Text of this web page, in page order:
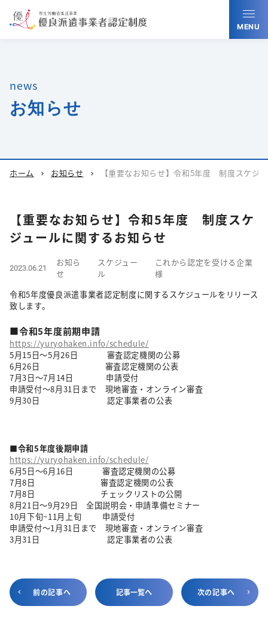
MENU
news
お知らせ
ホーム chevron_right お知らせ chevron_right 【重要なお知らせ】令和5年度 制度スケジ
【重要なお知らせ】令和5年度 制度スケ
ジュールに関するお知らせ
2023.06.21
お知ら
せ
スケジュー
ル
これから認定を受ける企業
様
令和5年度優良派遣事業者認定制度に関するスケジュールをリリース
致します。
■令和5年度前期申請
https://yuryohaken.info/schedule/
5月15日～5月26日 審査認定機関の公募
6月26日 審査認定機関の公表
7月3日～7月14日 申請受付
申請受付～8月31日まで 現地審査・オンライン審査
9月30日 認定事業者の公表
■令和5年度後期申請
https://yuryohaken.info/schedule/
6月5日～6月16日 審査認定機関の公募
7月8日 審査認定機関の公表
7月8日 チェックリストの公開
8月21日～9月29日 全国説明会・申請準備セミナー
10月下旬~11月上旬 申請受付
申請受付～1月31日まで 現地審査・オンライン審査
3月31日 認定事業者の公表
前の記事へ 記事一覧へ 次の記事へ